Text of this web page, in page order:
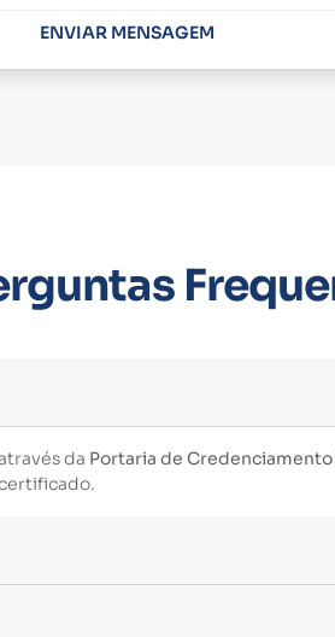
ENVIAR MENSAGEM
da Portaria de Credenciamento
uma graduação reconhecida pelo